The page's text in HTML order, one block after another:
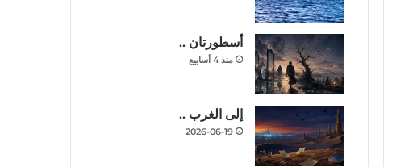
أسطورتان ..
منذ 4 أسابيع
إلى الغرب ..
2026-06-19